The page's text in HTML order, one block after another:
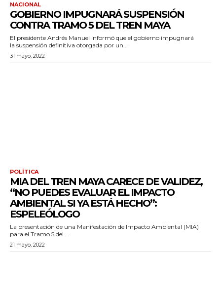
NACIONAL
GOBIERNO IMPUGNARÁ SUSPENSIÓN
CONTRA TRAMO 5 DEL TREN MAYA
El presidente Andrés Manuel informó que el gobierno impugnará
la suspensión definitiva otorgada por un...
31 mayo, 2022
POLÍTICA
MIA DEL TREN MAYA CARECE DE VALIDEZ,
“NO PUEDES EVALUAR EL IMPACTO
AMBIENTAL SI YA ESTÁ HECHO”:
ESPELEÓLOGO
La presentación de una Manifestación de Impacto Ambiental (MIA)
para el Tramo 5 del...
21 mayo, 2022